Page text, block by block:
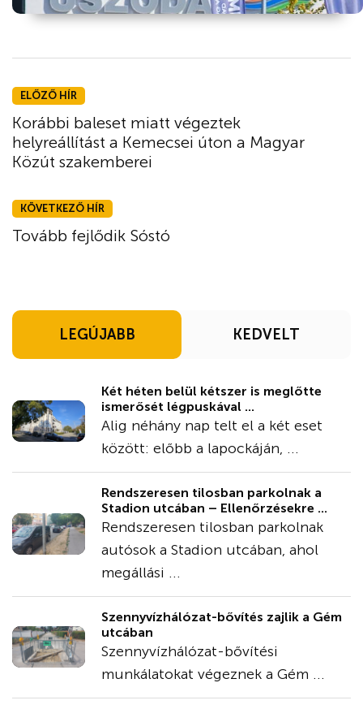
ELŐZŐ HÍR
Korábbi baleset miatt végeztek
helyreállítást a Kemecsei úton a Magyar
Közút szakemberei
KÖVETKEZŐ HÍR
Tovább fejlődik Sóstó
LEGÚJABB KEDVELT
Két héten belül kétszer is meglőtte
ismerősét légpuskával ...
Alig néhány nap telt el a két eset
között: előbb a lapockáján, ...
Rendszeresen tilosban parkolnak a
Stadion utcában – Ellenőrzésekre ...
Rendszeresen tilosban parkolnak
autósok a Stadion utcában, ahol
megállási ...
Szennyvízhálózat-bővítés zajlik a Gém
utcában
Szennyvízhálózat-bővítési
munkálatokat végeznek a Gém ...